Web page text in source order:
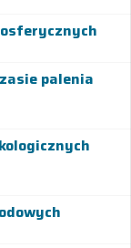
palenia